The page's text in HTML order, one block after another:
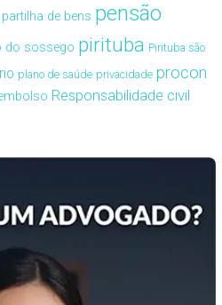
partilha de bens pensão
do sossego pirituba Pirituba são
plano de saúde privacidade procon
Responsabilidade civil